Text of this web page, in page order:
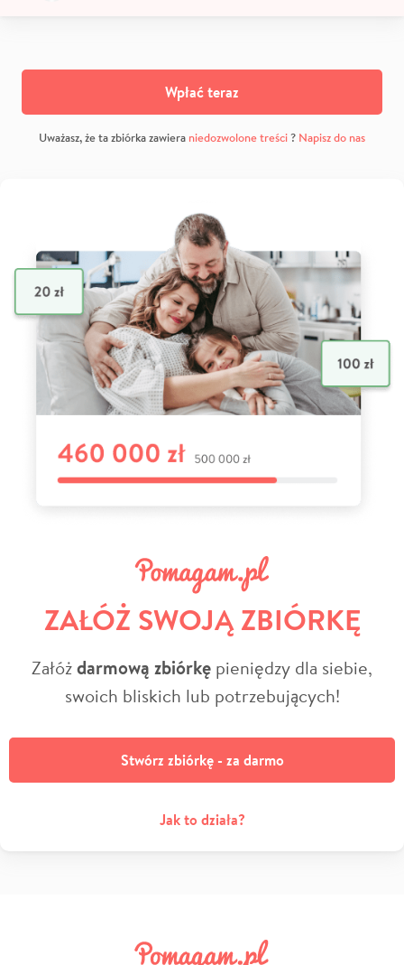
Wpłać teraz
Uważasz, że ta zbiórka zawiera niedozwolone treści? Napisz do nas
ZAŁÓŻ SWOJĄ ZBIÓRKĘ
Załóżdarmową zbiórkę pieniędzy dla siebie,
swoich bliskich lub potrzebujących!
Stwórz zbiórkę - za darmo
Jak to działa?